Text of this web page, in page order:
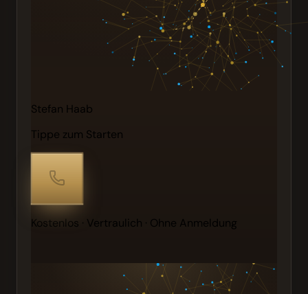
Stefan Haab
Tippe zum Starten
Kostenlos · Vertraulich · Ohne Anmeldung